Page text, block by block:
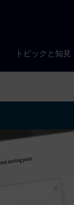
トピックと知見